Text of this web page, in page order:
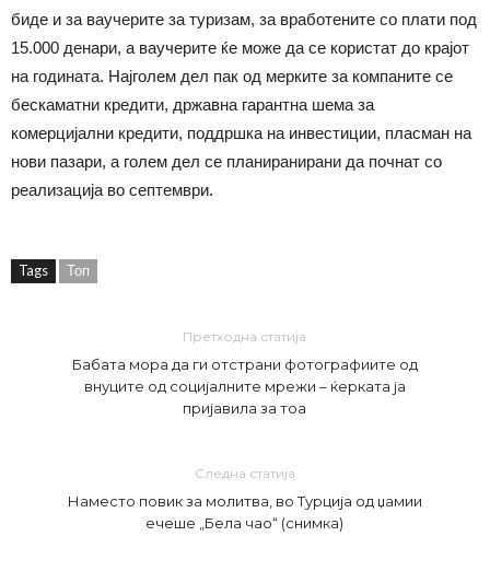
биде и за ваучерите за туризам, за вработените со плати под
15.000 денари, а ваучерите ќе може да се користат до крајот
на годината. Најголем дел пак од мерките за компаните се
бескаматни кредити, државна гарантна шема за
комерцијални кредити, поддршка на инвестиции, пласман на
нови пазари, а голем дел се планиранирани да почнат со
реализација во септември.
Tags Топ
Претходна статија
Бабата мора да ги отстрани фотографиите од
внуците од социјалните мрежи – ќерката ја
пријавила за тоа
Следна статија
Наместо повик за молитва, во Турција од џамии
ечеше „Бела чао“ (снимка)